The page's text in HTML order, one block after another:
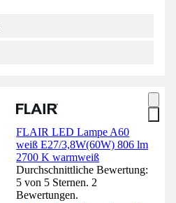
FLAIR LED Lampe A60
weiß E27/3,8W(60W) 806 lm
2700 K warmweiß
Durchschnittliche Bewertung:
5 von 5 Sternen. 2
Bewertungen.